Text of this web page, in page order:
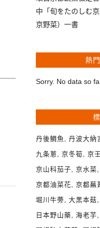
中「旬をたのしむ
京野菜）一書
熱
Sorry. No data so
丹後鯛魚 丹波大納
九条蔥
京冬筍 京
京山科茄子
京水菜
京都油菜花
京都蕪
堀川牛蒡
大黑本菇
日本野山藥
海老芋